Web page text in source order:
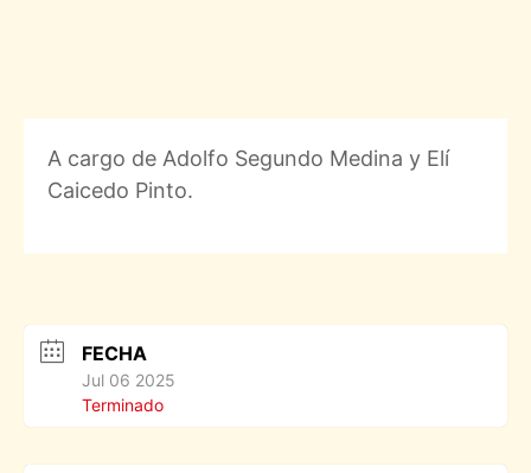
A cargo de Adolfo Segundo Medina y Elí
Caicedo Pinto.
FECHA
Jul 06 2025
Terminado